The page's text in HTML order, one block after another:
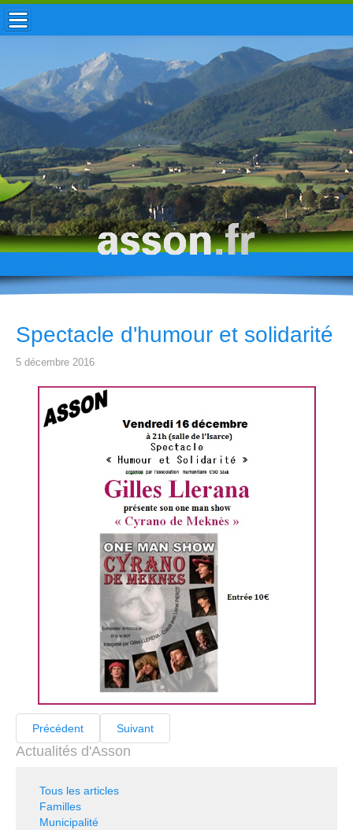
ACCUEIL / INFOS
MUNICIPALITÉ
VIE LOCALE
ENFANCE
TOURISME
HISTOIRE
Spectacle d'humour et solidarité
5 décembre 2016
Précédent Suivant
Actualités d'Asson
Tous les articles
Familles
Municipalité